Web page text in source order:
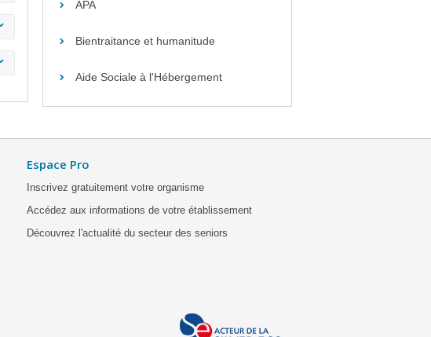
APA
Bientraitance et humanitude
Aide Sociale à l'Hébergement
Espace Pro
Inscrivez gratuitement votre organisme
Accédez aux informations de votre établissement
Découvrez l'actualité du secteur des seniors